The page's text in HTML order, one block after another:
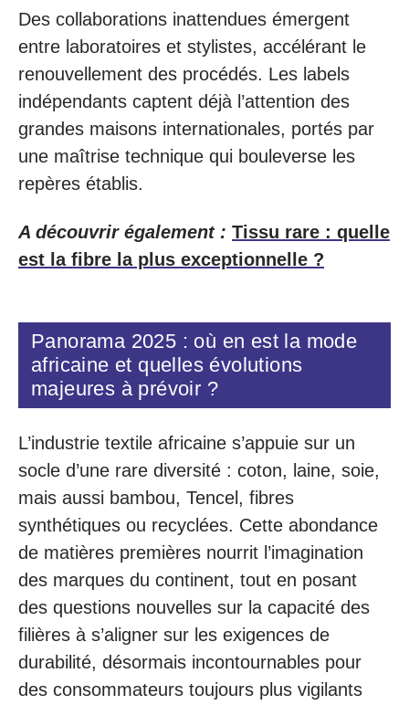
Des collaborations inattendues émergent
entre laboratoires et stylistes, accélérant le
renouvellement des procédés. Les labels
indépendants captent déjà l’attention des
grandes maisons internationales, portés par
une maîtrise technique qui bouleverse les
repères établis.
A découvrir également : Tissu rare : quelle
est la fibre la plus exceptionnelle ?
Panorama 2025 : où en est la mode
africaine et quelles évolutions
majeures à prévoir ?
L’industrie textile africaine s’appuie sur un
socle d’une rare diversité : coton, laine, soie,
mais aussi bambou, Tencel, fibres
synthétiques ou recyclées. Cette abondance
de matières premières nourrit l’imagination
des marques du continent, tout en posant
des questions nouvelles sur la capacité des
filières à s’aligner sur les exigences de
durabilité, désormais incontournables pour
des consommateurs toujours plus vigilants